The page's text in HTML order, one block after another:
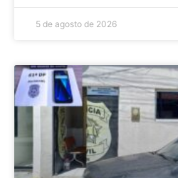
5 de agosto de 2026